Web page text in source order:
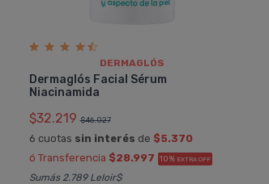
DERMAGLÓS
Dermaglós Facial Sérum
Niacinamida
$32.219 $46.027
6 cuotas sin interés de $5.370
ó Transferencia $28.997 10% EXTRA OFF
Sumás 2.789 Leloir$